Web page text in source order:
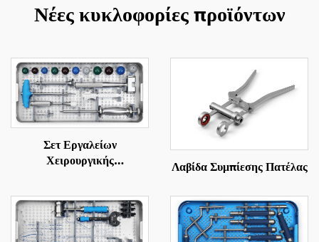
Νέες κυκλοφορίες προϊόντων
Σετ Εργαλείων
Χειρουργικής
Λαβίδα Συμπίεσης Πατέλας